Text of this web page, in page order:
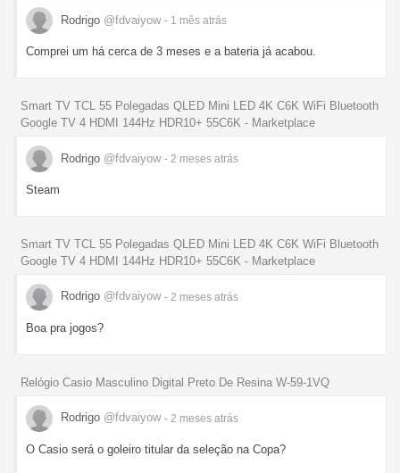
Rodrigo @fdvaiyow - 1 mês atrás
Comprei um há cerca de 3 meses e a bateria já acabou.
Smart TV TCL 55 Polegadas QLED Mini LED 4K C6K WiFi Bluetooth
Google TV 4 HDMI 144Hz HDR10+ 55C6K - Marketplace
Rodrigo @fdvaiyow - 2 meses atrás
Steam
Smart TV TCL 55 Polegadas QLED Mini LED 4K C6K WiFi Bluetooth
Google TV 4 HDMI 144Hz HDR10+ 55C6K - Marketplace
Rodrigo @fdvaiyow - 2 meses atrás
Boa pra jogos?
Relógio Casio Masculino Digital Preto De Resina W-59-1VQ
Rodrigo @fdvaiyow - 2 meses atrás
O Casio será o goleiro titular da seleção na Copa?